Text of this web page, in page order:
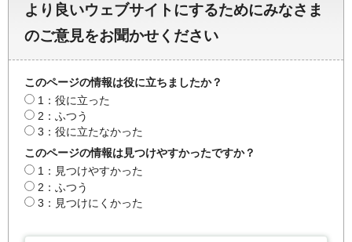
より良いウェブサイトにするためにみなさま
のご意見をお聞かせください
このページの情報は役に立ちましたか？
1：役に立った
2：ふつう
3：役に立たなかった
このページの情報は見つけやすかったですか？
1：見つけやすかった
2：ふつう
3：見つけにくかった